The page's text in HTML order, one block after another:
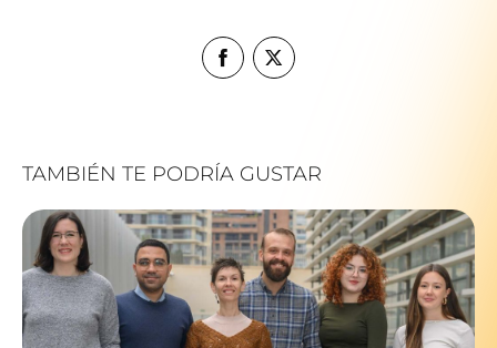
TAMBIÉN TE PODRÍA GUSTAR